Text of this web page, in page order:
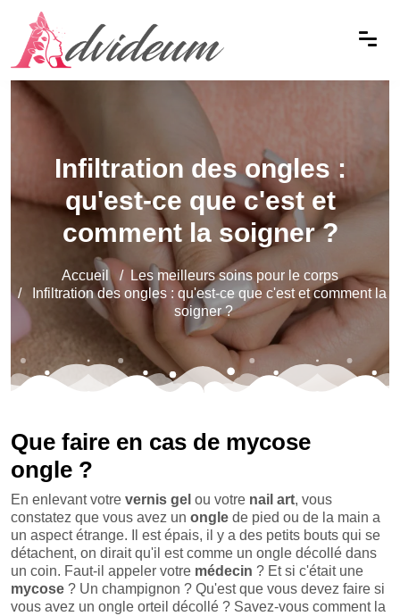
Infiltration des ongles :
qu'est-ce que c'est et
comment la soigner ?
Accueil
Les meilleurs soins pour le corps
Infiltration des ongles : qu'est-ce que c'est et comment la
soigner ?
Que faire en cas de mycose
ongle ?
En enlevant votre vernis gel ou votre nail art, vous
constatez que vous avez un ongle de pied ou de la main a
un aspect étrange. Il est épais, il y a des petits bouts qui se
détachent, on dirait qu'il est comme un ongle décollé dans
un coin. Faut-il appeler votre médecin ? Et si c'était une
mycose ? Un champignon ? Qu'est que vous devez faire si
vous avez un ongle orteil décollé ? Savez-vous comment la